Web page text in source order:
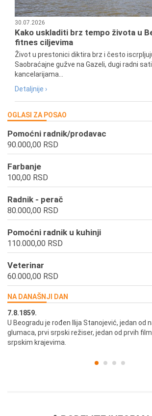
30.07.2026
Kako uskladiti brz tempo života u
fitnes ciljevima
Život u prestonici diktira brz i često
Saobraćajne gužve na Gazeli, dugi radni
kancelarijama...
Detaljnije ›
OGLASI ZA POSAO
Pomoćni radnik/prodavac
90.000,00 RSD
Farbanje
100,00 RSD
Radnik - perač
80.000,00 RSD
Pomoćni radnik u kuhinji
110.000,00 RSD
Veterinar
60.000,00 RSD
NA DANAŠNJI DAN
7.8.1859.
U Beogradu je rođen Ilija Stanojević, jedan od
glumaca, prvi srpski režiser, jedan od prvih
srpskim krajevima.